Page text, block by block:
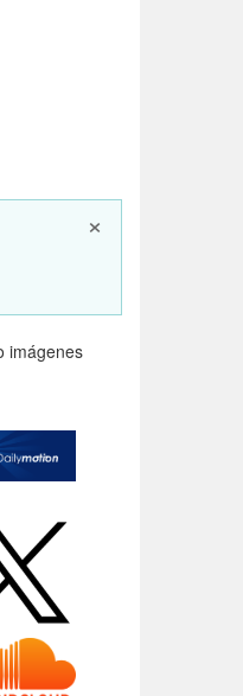
×
imágenes